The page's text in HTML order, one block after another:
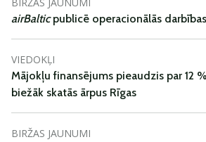
airBalticpublicē operacionālās
VIEDOKĻI
Mājokļu finansējums pieaudzis par 12
biežāk skatās ārpus Rīgas
BIRŽAS JAUNUMI